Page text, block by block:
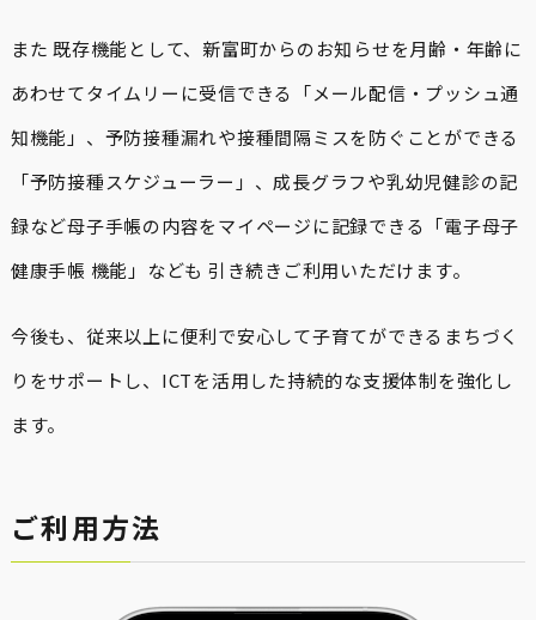
また 既存機能として、新富町からのお知らせを月齢・年齢に
あわせてタイムリーに受信できる「メール配信・プッシュ通
知機能」、予防接種漏れや接種間隔ミスを防ぐことができる
「予防接種スケジューラー」、成長グラフや乳幼児健診の記
録など母子手帳の内容をマイページに記録できる「電子母子
健康手帳 機能」なども 引き続きご利用いただけます。
今後も、従来以上に便利で安心して子育てができるまちづく
りをサポートし、ICTを活用した持続的な支援体制を強化し
ます。
ご利用方法